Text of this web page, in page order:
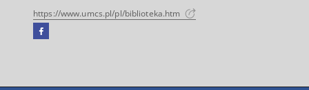
https://www.umcs.pl/pl/biblioteka.htm
Facebook
się